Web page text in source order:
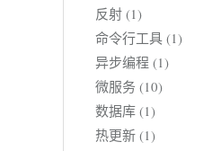
反射 (1)
命令行工具 (1)
异步编程 (1)
微服务 (10)
数据库 (1)
热更新 (1)